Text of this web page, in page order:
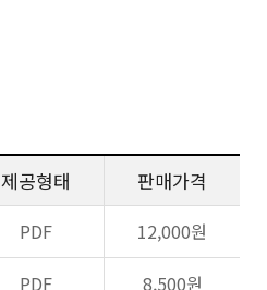
제공형태 판매가격
PDF
12,000원
PDF
8,500원